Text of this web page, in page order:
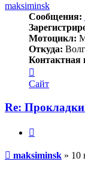
maksiminsk
Сообщения:
Мотоцикл:
Откуда:
Контактная
информация
пользователя
Сайт
Re: Прокладки
Сообщение
maksiminsk » 10